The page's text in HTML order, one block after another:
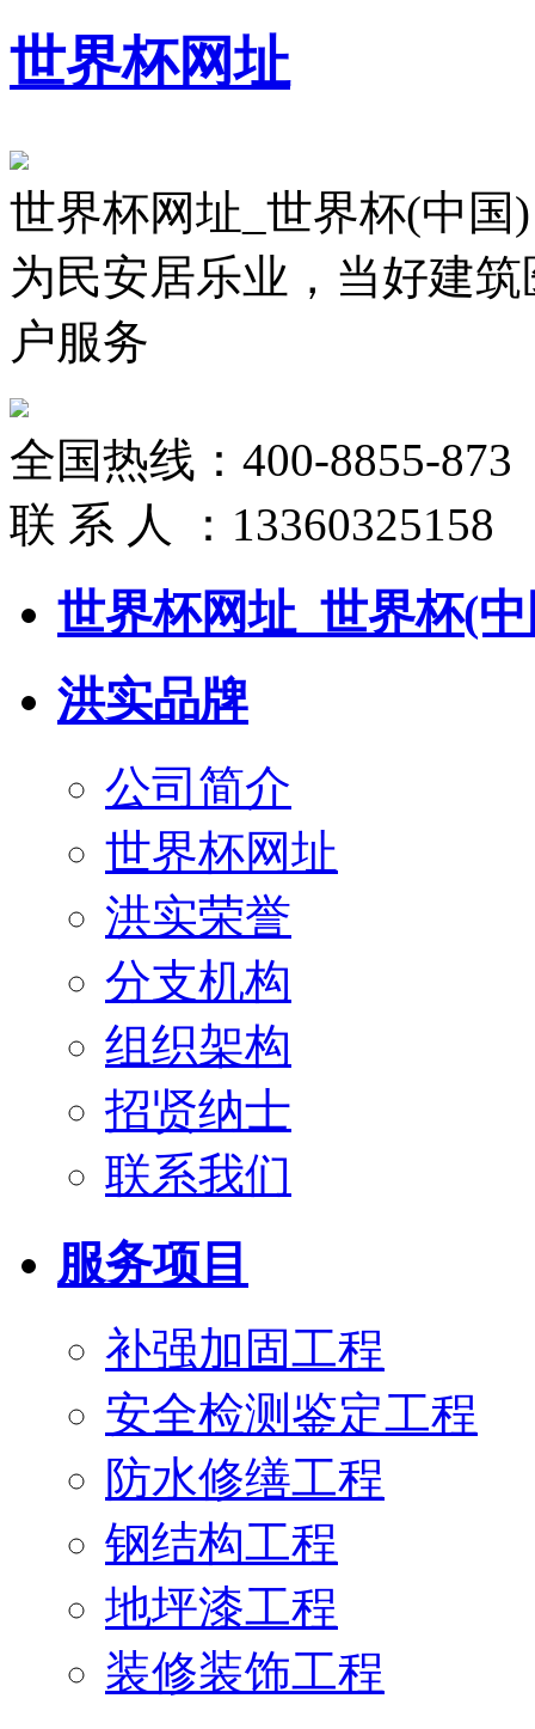
世界杯网址
世界杯网址_世界杯(中国)
为民安居乐业，当好建
户服务
全国热线： 400-8855-873
联 系 人 ： 13360325158
世界杯网址_世界杯(
洪实品牌
公司简介
世界杯网址
洪实荣誉
分支机构
组织架构
招贤纳士
联系我们
服务项目
补强加固工程
安全检测鉴定工程
防水修缮工程
钢结构工程
地坪漆工程
装修装饰工程